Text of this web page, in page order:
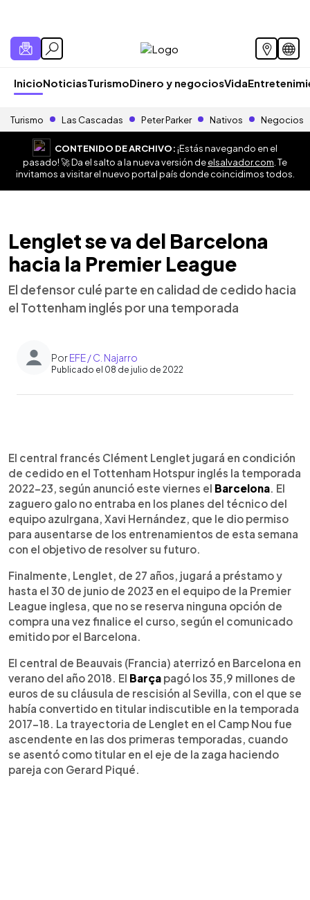
InicioNoticiasTurismoDinero y negociosVida
Turismo Las Cascadas Peter Parker Nativos Negocios
CONTENIDO DE ARCHIVO:¡Estás navegando en el
pasado! 🚀 Da el salto a la nueva versión deelsalvador.com . Te
invitamos a visitar el nuevo portal país donde coincidimos todos.
Lenglet se va del Barcelona
hacia la Premier League
El defensor culé parte en calidad de cedido hacia
el Tottenham inglés por una temporada
PorEFE / C. Najarro
Publicado el 08 de julio de 2022
► Escuchar artículo
El central francés Clément Lenglet jugará en condición
de cedido en el Tottenham Hotspur inglés la temporada
2022-23, según anunció este viernes el Barcelona. El
zaguero galo no entraba en los planes del técnico del
equipo azulrgana, Xavi Hernández, que le dio permiso
para ausentarse de los entrenamientos de esta semana
con el objetivo de resolver su futuro.
Finalmente, Lenglet, de 27 años, jugará a préstamo y
hasta el 30 de junio de 2023 en el equipo de la Premier
League inglesa, que no se reserva ninguna opción de
compra una vez finalice el curso, según el comunicado
emitido por el Barcelona.
El central de Beauvais (Francia) aterrizó en Barcelona en
verano del año 2018. El Barça pagó los 35,9 millones de
euros de su cláusula de rescisión al Sevilla, con el que se
había convertido en titular indiscutible en la temporada
2017-18. La trayectoria de Lenglet en el Camp Nou fue
ascendente en las dos primeras temporadas, cuando
se asentó como titular en el eje de la zaga haciendo
pareja con Gerard Piqué.